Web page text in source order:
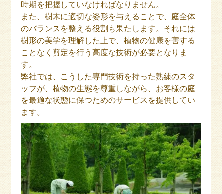
時期を把握していなければなりません。
また、樹木に適切な姿形を与えることで、庭全体
のバランスを整える役割も果たします。それには
樹形の美学を理解した上で、植物の健康を害する
ことなく剪定を行う高度な技術が必要となりま
す。
弊社では、こうした専門技術を持った熟練のスタ
ッフが、植物の生態を尊重しながら、お客様の庭
を最適な状態に保つためのサービスを提供してい
ます。